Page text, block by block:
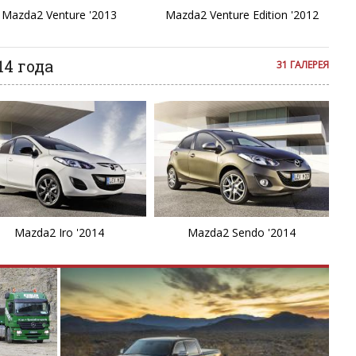
Mazda2 Venture '2013 Mazda2 Venture Edition '2012
31 ГАЛЕРЕЯ
года
Mazda2 Iro '2014 Mazda2 Sendo '2014